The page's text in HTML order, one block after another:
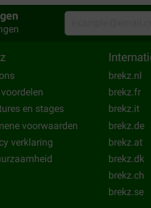
en stages
voorwaarden
verklaring
brekz.nl
brekz.fr
brekz.it
brekz.de
brekz.at
brekz.dk
brekz.ch
brekz.se